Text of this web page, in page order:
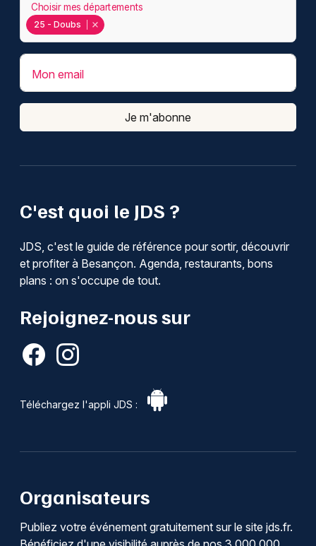
C'est quoi le JDS ?
JDS, c'est le guide de référence pour sortir, découvrir
et profiter à Besançon. Agenda, restaurants, bons
plans : on s'occupe de tout.
Rejoignez-nous sur
Téléchargez l'appli JDS :
25 - Doubs
Choisir mes départements
Mon email
Je m'abonne
Organisateurs
Publiez votre événement gratuitement sur le site jds.fr.